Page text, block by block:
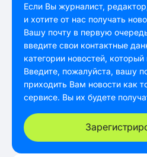
Если Вы журналист,
и хотите от нас получать
Вашу почту в первую
введите свои контактные
категории новостей,
Введите, пожалуйста, вашу
приходить Вам новости как
сервисе. Вы их будете